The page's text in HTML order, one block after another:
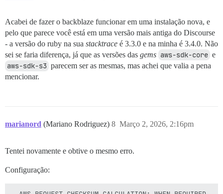
Acabei de fazer o backblaze funcionar em uma instalação nova, e
pelo que parece você está em uma versão mais antiga do Discourse
- a versão do ruby na sua stacktrace é 3.3.0 e na minha é 3.4.0. Não
sei se faria diferença, já que as versões das gems aws-sdk-core e
aws-sdk-s3 parecem ser as mesmas, mas achei que valia a pena
mencionar.
marianord (Mariano Rodriguez) Março 2, 2026, 2:16pm
8
Tentei novamente e obtive o mesmo erro.
Configuração: